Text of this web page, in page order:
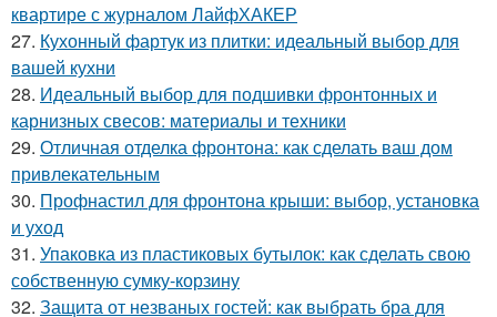
квартире с журналом ЛайфХАКЕР
27. Кухонный фартук из плитки: идеальный выбор для
вашей кухни
28. Идеальный выбор для подшивки фронтонных и
карнизных свесов: материалы и техники
29. Отличная отделка фронтона: как сделать ваш дом
привлекательным
30. Профнастил для фронтона крыши: выбор, установка
и уход
31. Упаковка из пластиковых бутылок: как сделать свою
собственную сумку-корзину
32. Защита от незваных гостей: как выбрать бра для